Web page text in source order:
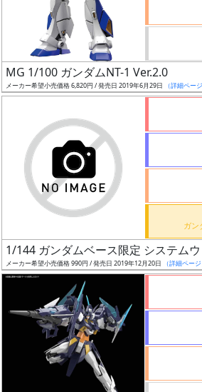
売
切
抽
選
中
MG 1/100 ガンダムNT-1 Ver.2.0
メーカー希望小売価格 6,820円 / 発売日 2019年6月29日 （詳細ページ
1/144 ガンダムベース限定 システム
メーカー希望小売価格 990円 / 発売日 2019年12月20日 （詳細ページ